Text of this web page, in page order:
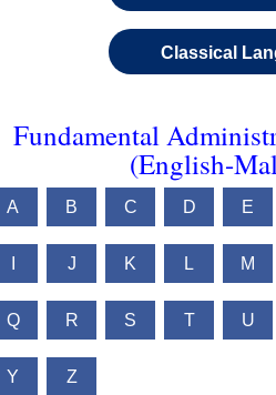
Classical
Fundamental
(English-
A B C D E
J K L M
Q R S T U
Y Z